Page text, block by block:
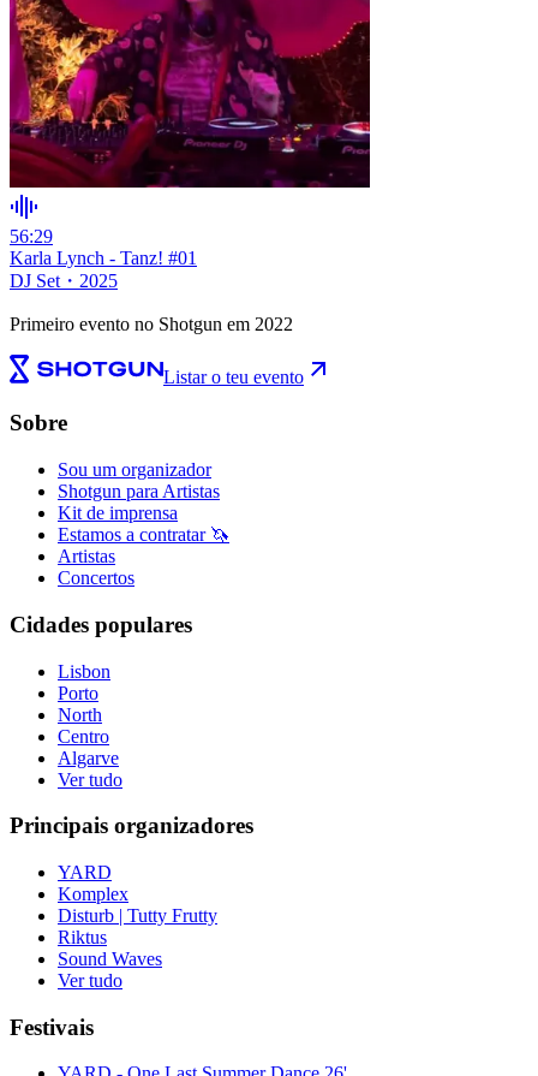
56:29
Karla Lynch - Tanz! #01
DJ Set ・ 2025
Primeiro evento no Shotgun em 2022
Listar o teu evento
Sobre
Sou um organizador
Shotgun para Artistas
Kit de imprensa
Estamos a contratar 🦄
Artistas
Concertos
Cidades populares
Lisbon
Porto
North
Centro
Algarve
Ver tudo
Principais organizadores
YARD
Komplex
Disturb | Tutty Frutty
Riktus
Sound Waves
Ver tudo
Festivais